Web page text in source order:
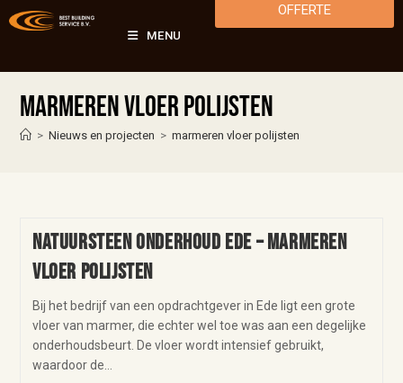
MENU
OFFERTE
marmeren vloer polijsten
> Nieuws en projecten > marmeren vloer polijsten
Natuursteen onderhoud Ede – marmeren
vloer polijsten
Bij het bedrijf van een opdrachtgever in Ede ligt een grote
vloer van marmer, die echter wel toe was aan een degelijke
onderhoudsbeurt. De vloer wordt intensief gebruikt,
waardoor de…